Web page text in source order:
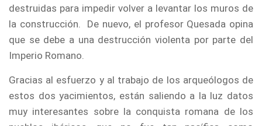
destruidas para impedir volver a levantar los muros de
la construcción. De nuevo, el profesor Quesada opina
que se debe a una destrucción violenta por parte del
Imperio Romano.
Gracias al esfuerzo y al trabajo de los arqueólogos de
estos dos yacimientos, están saliendo a la luz datos
muy interesantes sobre la conquista romana de los